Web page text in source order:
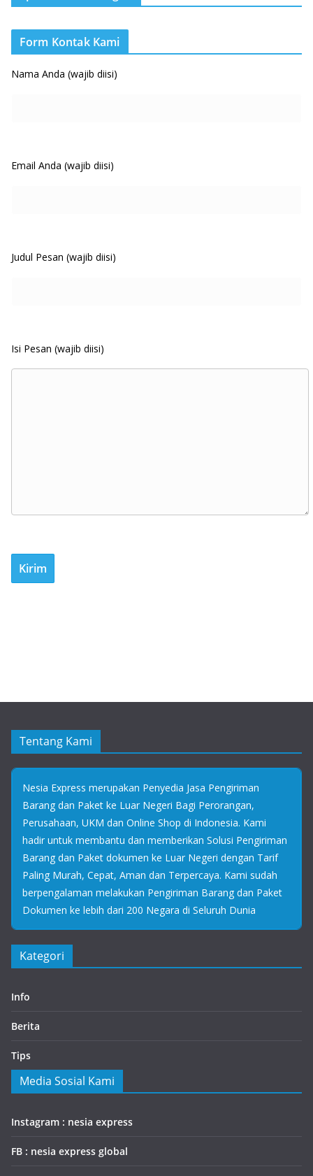
Form Kontak Kami
Nama Anda (wajib diisi)
Email Anda (wajib diisi)
Judul Pesan (wajib diisi)
Isi Pesan (wajib diisi)
Tentang Kami
Nesia Express merupakan Penyedia Jasa Pengiriman
Barang dan Paket ke Luar Negeri Bagi Perorangan,
Perusahaan, UKM dan Online Shop di Indonesia. Kami
hadir untuk membantu dan memberikan Solusi Pengiriman
Barang dan Paket dokumen ke Luar Negeri dengan Tarif
Paling Murah, Cepat, Aman dan Terpercaya. Kami sudah
berpengalaman melakukan Pengiriman Barang dan Paket
Dokumen ke lebih dari 200 Negara di Seluruh Dunia
Kategori
Info
Berita
Tips
Media Sosial Kami
Instagram : nesia express
FB : nesia express global